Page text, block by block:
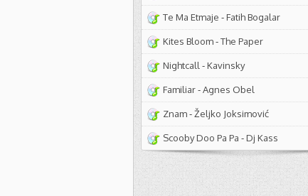
Te Ma Etmaje -Fatih Bogalar
Kites Bloom-The Paper
Nightcall -Kavinsky
Familiar-Agnes Obel
Znam-Željko Joksimović
Scooby Doo Pa Pa -Dj Kass